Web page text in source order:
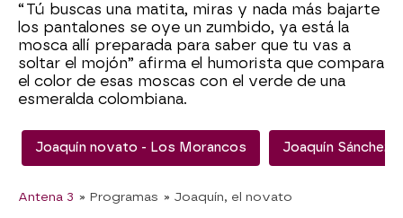
“Tú buscas una matita, miras y nada más bajarte
los pantalones se oye un zumbido, ya está la
mosca allí preparada para saber que tu vas a
soltar el mojón” afirma el humorista que compara
el color de esas moscas con el verde de una
esmeralda colombiana.
Joaquín novato - Los Morancos Joaquín Sánchez
Antena 3 » Programas » Joaquín, el novato